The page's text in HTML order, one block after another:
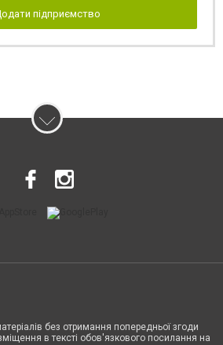
підприємство
без отримання попередньої згоди
в тексті обов'язкового посилання на